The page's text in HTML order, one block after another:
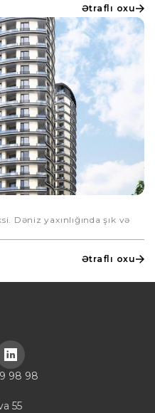
Ətraflı oxu
Dəniz yaxınlığında şık və
Ətraflı oxu
98 98
55